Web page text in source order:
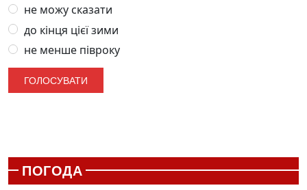
не можу сказати
до кінця цієї зими
не менше півроку
ПОГОДА